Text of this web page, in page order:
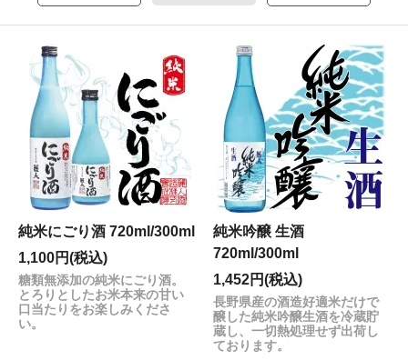
純米にごり酒 720ml/300ml
1,100円(税込)
糖類無添加の純米にごり酒。
とろりとしたお米本来の甘い
口当たりをお楽しみくださ
い。
純米吟醸 生酒
720ml/300ml
1,452円(税込)
長野県産の酒造好適米だけで
醸した純米吟醸生酒を冷蔵貯
蔵し、一切熱処理せず出荷し
ております。